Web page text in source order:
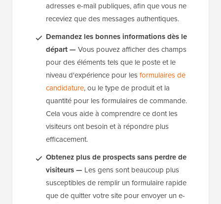
adresses e-mail publiques, afin que vous ne
receviez que des messages authentiques.
Demandez les bonnes informations dès le
départ — Vous pouvez afficher des champs
pour des éléments tels que le poste et le
niveau d'expérience pour lesformulaires de
candidature, ou le type de produit et la
quantité pour les formulaires de commande.
Cela vous aide à comprendre ce dont les
visiteurs ont besoin et à répondre plus
efficacement.
Obtenez plus de prospects sans perdre de
visiteurs — Les gens sont beaucoup plus
susceptibles de remplir un formulaire rapide
que de quitter votre site pour envoyer un e-